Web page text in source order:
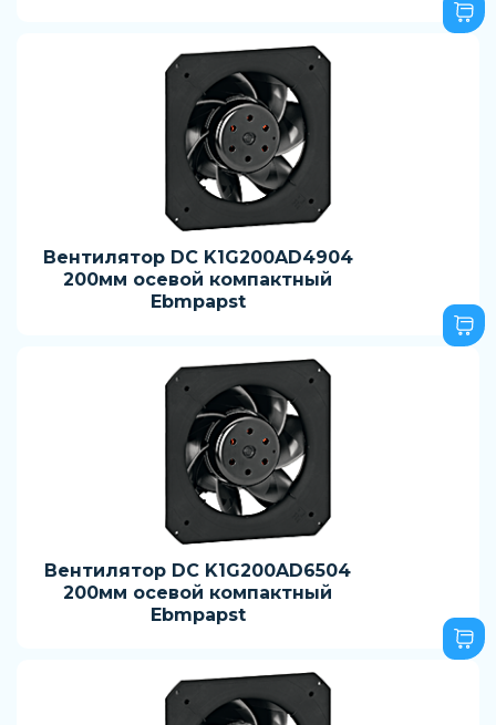
Вентилятор DC K1G200AD4904
200мм осевой компактный
Ebmpapst
Вентилятор DC K1G200AD6504
200мм осевой компактный
Ebmpapst